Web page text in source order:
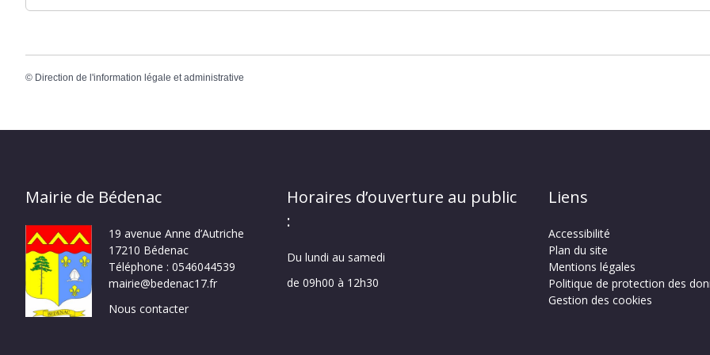
© Direction de l'information légale et administrative
Mairie de Bédenac
19 avenue Anne d’Autriche
17210 Bédenac
Téléphone : 0546044539
mairie@bedenac17.fr
Nous contacter
Horaires d’ouverture au public
:
Du lundi au samedi
de 09h00 à 12h30
Liens
Accessibilité
Plan du site
Mentions légales
Politique de protection des
Gestion des cookies